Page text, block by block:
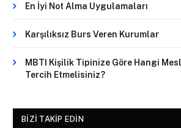
En İyi Not Alma Uygulamaları
Karşılıksız Burs Veren Kurumlar
MBTI Kişilik Tipinize Göre Hangi
Tercih Etmelisiniz?
BIZI TAKIP EDIN